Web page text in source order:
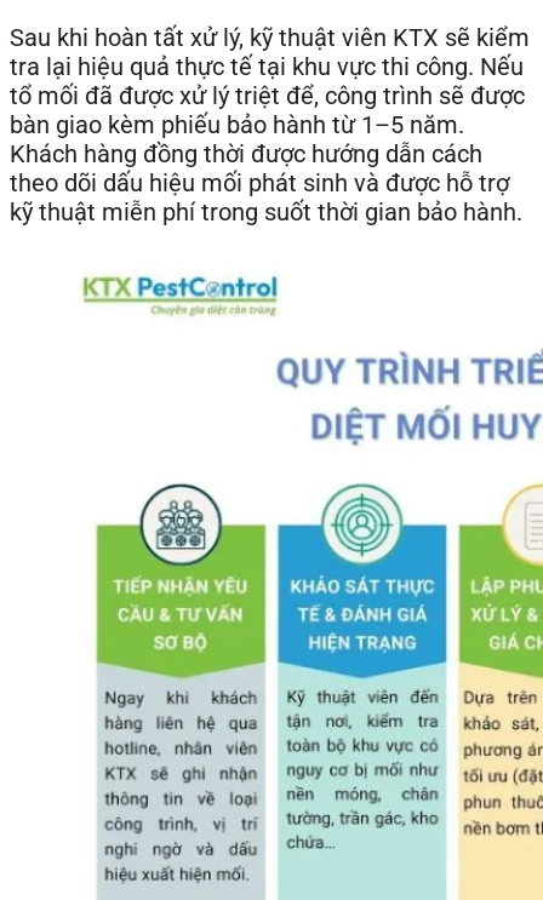
Sau khi hoàn tất xử lý, kỹ thuật viên KTX sẽ kiểm
tra lại hiệu quả thực tế tại khu vực thi công. Nếu
tổ mối đã được xử lý triệt để, công trình sẽ được
bàn giao kèm phiếu bảo hành từ 1–5 năm.
Khách hàng đồng thời được hướng dẫn cách
theo dõi dấu hiệu mối phát sinh và được hỗ trợ
kỹ thuật miễn phí trong suốt thời gian bảo hành.